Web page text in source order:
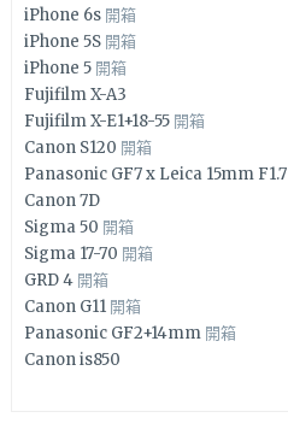
iPhone 6s 開箱
iPhone 5S 開箱
iPhone 5 開箱
Fujifilm X-A3
Fujifilm X-E1+18-55 開箱
Canon S120 開箱
Panasonic GF7 x Leica 15mm F1.7
Canon 7D
Sigma 50 開箱
Sigma 17-70 開箱
GRD 4 開箱
Canon G11 開箱
Panasonic GF2+14mm 開箱
Canon is850